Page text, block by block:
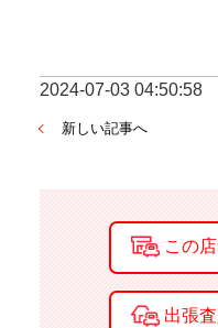
2024-07-03 04:50:58
新しい記事へ